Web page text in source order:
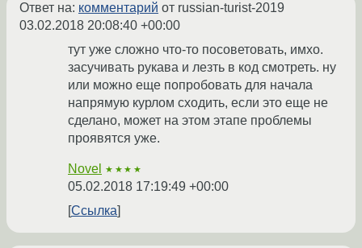
Ответ на: комментарий от russian-turist-2019
03.02.2018 20:08:40 +00:00
тут уже сложно что-то посоветовать, имхо.
засучивать рукава и лезть в код смотреть. ну
или можно еще попробовать для начала
напрямую курлом сходить, если это еще не
сделано, может на этом этапе проблемы
проявятся уже.
Novel ★★★★
05.02.2018 17:19:49 +00:00
Ссылка